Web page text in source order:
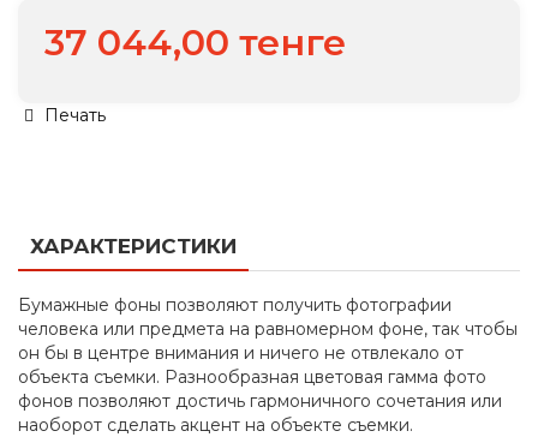
37 044,00 тенге
Печать
ХАРАКТЕРИСТИКИ
Бумажные фоны позволяют получить фотографии
человека или предмета на равномерном фоне, так чтобы
он бы в центре внимания и ничего не отвлекало от
объекта съемки. Разнообразная цветовая гамма фото
фонов позволяют достичь гармоничного сочетания или
наоборот сделать акцент на объекте съемки.